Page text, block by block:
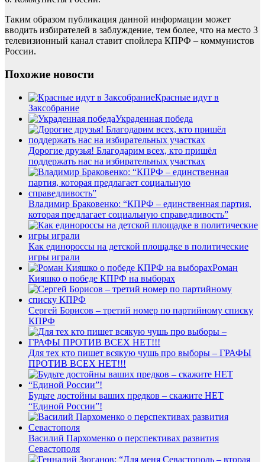
Таким образом публикация данной информации может
вводить избирателей в заблуждение, тем более, что на место 3
телевизионный канал ставит спойлера КПРФ – коммунистов
России.
Похожие новости
Красные идут в
Заксобрание
Украденная победа
Дорогие друзья! Благодарим всех, кто пришёл
поддержать нас на избирательных участках
Владимир Браковенко: “КПРФ – единственная партия,
которая предлагает социальную справедливость”
Как единороссы на детской площадке в политические
игры играли
Роман
Кияшко о победе КПРФ на выборах
Сергей Борисов – третий номер по партийному списку
КПРФ
Для тех кто пишет всякую чушь про выборы – ГРАФЫ
ПРОТИВ ВСЕХ НЕТ!!!
Будьте достойны ваших предков – скажите НЕТ
“Единой России”!
Василий Пархоменко о перспективах развития
Севастополя